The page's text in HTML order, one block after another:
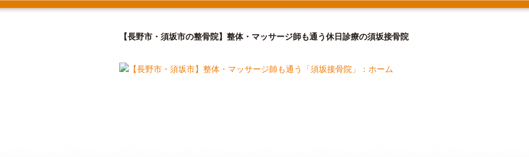
【長野市・須坂市の整骨院】整体・マッサージ師も通う休日診療の須坂接骨院